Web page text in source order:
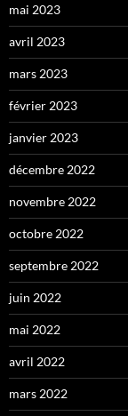
mai 2023
avril 2023
mars 2023
février 2023
janvier 2023
décembre 2022
novembre 2022
octobre 2022
septembre 2022
juin 2022
mai 2022
avril 2022
mars 2022